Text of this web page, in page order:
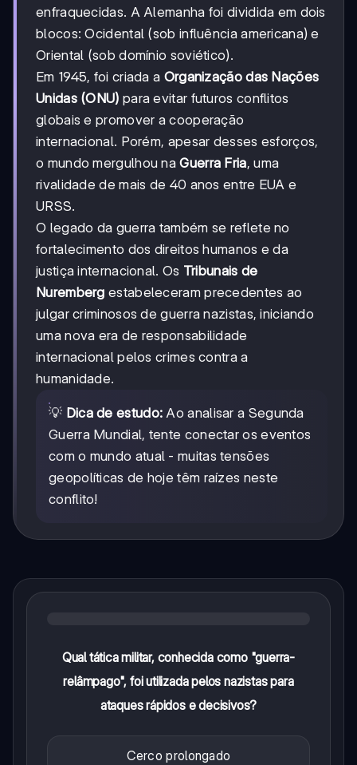
enfraquecidas. A Alemanha foi dividida em dois
blocos: Ocidental (sob influência americana) e
Oriental (sob domínio soviético).
Em 1945, foi criada a Organização das Nações
Unidas (ONU) para evitar futuros conflitos
globais e promover a cooperação
internacional. Porém, apesar desses esforços,
o mundo mergulhou naGuerra Fria, uma
rivalidade de mais de 40 anos entre EUA e
URSS.
O legado da guerra também se reflete no
fortalecimento dos direitos humanos e da
justiça internacional. Os Tribunais de
Nuremberg estabeleceram precedentes ao
julgar criminosos de guerra nazistas, iniciando
uma nova era de responsabilidade
internacional pelos crimes contra a
humanidade.
💡 Dica de estudo: Ao analisar a Segunda
Guerra Mundial, tente conectar os eventos
com o mundo atual - muitas tensões
geopolíticas de hoje têm raízes neste
conflito!
Qual tática militar, conhecida como "guerra-
relâmpago", foi utilizada pelos nazistas para
ataques rápidos e decisivos?
Cerco prolongado